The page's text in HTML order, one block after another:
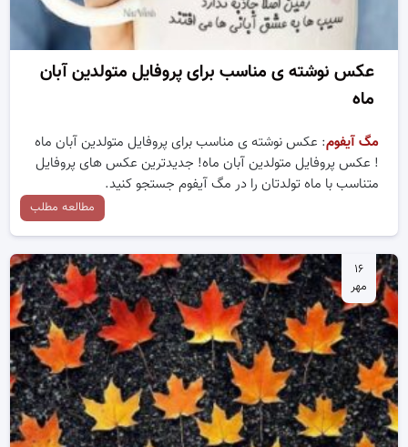
عکس نوشته ی مناسب برای پروفایل متولدین آبان
ماه
مگ آیفوم: عکس نوشته ی مناسب برای پروفایل متولدین آبان ماه
! عکس پروفایل متولدین آبان ماه! جدیدترین عکس های پروفایل
متناسب با ماه تولدتان را در مگ آیفوم جستجو کنید.
مطالعه مطلب
۱۶
مهر